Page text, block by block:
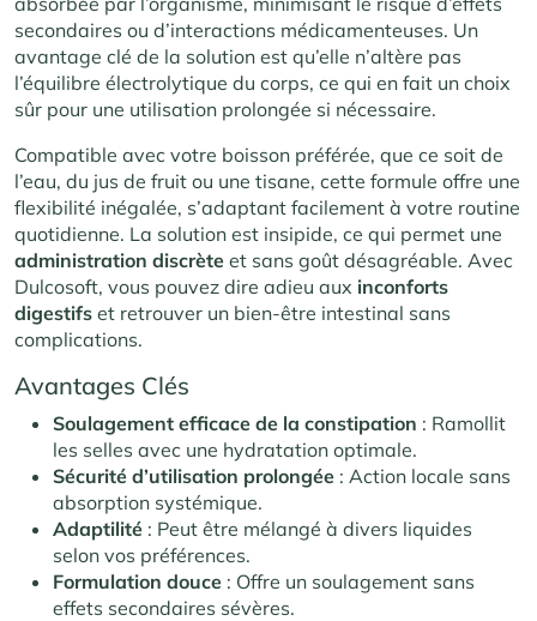
secondaires ou d’interactions médicamenteuses. Un
avantage clé de la solution est qu’elle n’altère pas
l’équilibre électrolytique du corps, ce qui en fait un choix
sûr pour une utilisation prolongée si nécessaire.
Compatible avec votre boisson préférée, que ce soit de
l’eau, du jus de fruit ou une tisane, cette formule offre une
flexibilité inégalée, s’adaptant facilement à votre routine
quotidienne. La solution est insipide, ce qui permet une
administration discrète et sans goût désagréable. Avec
Dulcosoft, vous pouvez dire adieu aux inconforts
digestifs et retrouver un bien-être intestinal sans
complications.
Avantages Clés
Soulagement efficace de la constipation : Ramollit
les selles avec une hydratation optimale.
Sécurité d’utilisation prolongée : Action locale sans
absorption systémique.
Adaptilité : Peut être mélangé à divers liquides
selon vos préférences.
Formulation douce : Offre un soulagement sans
effets secondaires sévères.